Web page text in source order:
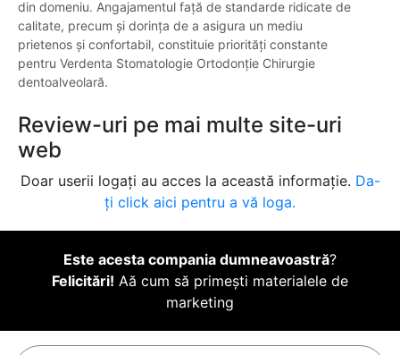
din domeniu. Angajamentul față de standarde ridicate de
calitate, precum și dorința de a asigura un mediu
prietenos și confortabil, constituie priorități constante
pentru Verdenta Stomatologie Ortodonție Chirurgie
dentoalveolară.
Review-uri pe mai multe site-uri
web
Doar userii logați au acces la această informație. Da-
ți click aici pentru a vă loga.
Este acesta compania dumneavoastră?
Felicitări! Aă cum să primești materialele de
marketing